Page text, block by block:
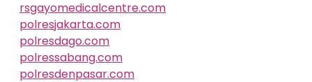
rsgayomedicalcentre.com
polresjakarta.com
polresdago.com
polressabang.com
polresdenpasar.com